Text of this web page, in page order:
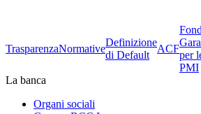
TrasparenzaNormative
Definizione
di Default
ACF
per
PMI
La banca
Organi sociali